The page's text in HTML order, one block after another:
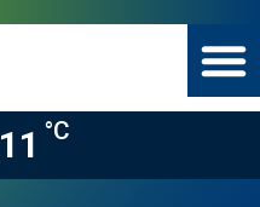
11 °C